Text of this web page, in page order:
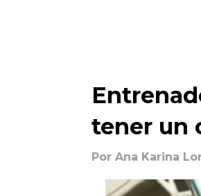
tener un
Por Ana Karina